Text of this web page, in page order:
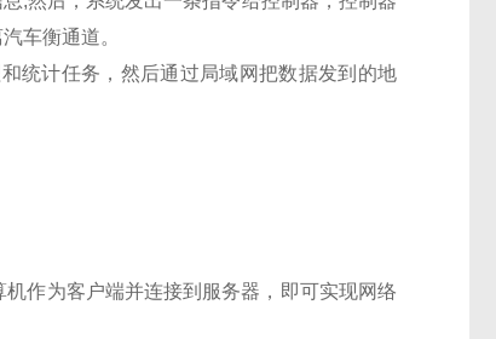
车衡通道。
统计任务，然后通过局域网把数据发到的地
作为客户端并连接到服务器，即可实现网络